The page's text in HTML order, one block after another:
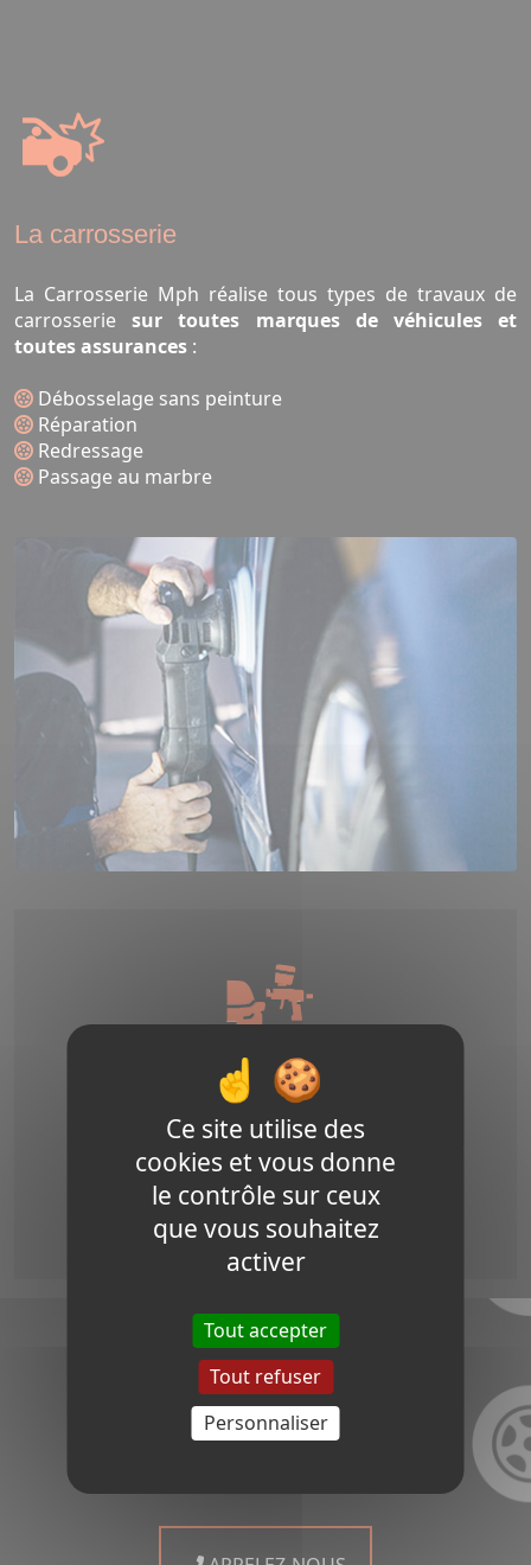
La carrosserie
La Carrosserie Mph réalise tous types de travaux de
carrosseriesur toutes marques de véhicules et
toutes assurances :
Débosselage sans peinture
Réparation
Redressage
Passage au marbre
La peinture
La Carrosserie Mph possède 2 cabines
peinture pour effectuer la réfection partielle
ou totale de la peinture de votre véhicule
toutes marques.
Contactez-nous
Ce site utilise des
cookies et vous donne
le contrôle sur ceux
que vous souhaitez
activer
Tout accepter
Tout refuser
Personnaliser